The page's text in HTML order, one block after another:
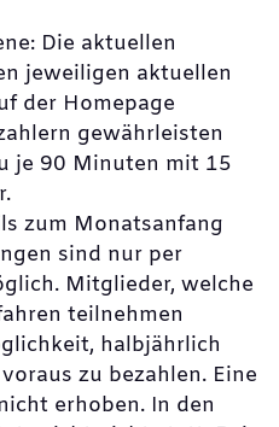
Die aktuellen
jeweiligen aktuellen
der Homepage
gewährleisten
je 90 Minuten mit 15
zum Monatsanfang
sind nur per
Mitglieder, welche
teilnehmen
halbjährlich
zu bezahlen. Eine
erhoben. In den